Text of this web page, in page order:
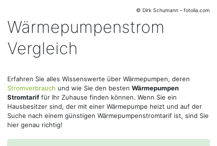
© Dirk Schumann – fotolia.com
Wärmepumpenstrom
Vergleich
Erfahren Sie alles Wissenswerte über Wärmepumpen, deren
Stromverbrauch und wie Sie den besten Wärmepumpen
Stromtarif für Ihr Zuhause finden können. Wenn Sie ein
Hausbesitzer sind, der mit einer Wärmepumpe heizt und auf der
Suche nach einem günstigen Wärmepumpenstromtarif ist, sind Sie
hier genau richtig!